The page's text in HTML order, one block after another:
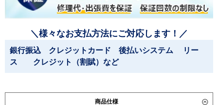
＼様々なお支払方法にご対応します！／
銀行振込 クレジットカード 後払いシステム リー
ス クレジット（割賦）など
商品仕様